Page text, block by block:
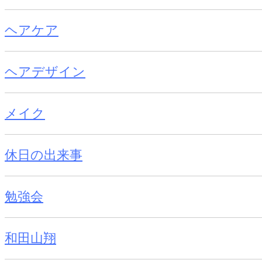
ヘアケア
ヘアデザイン
メイク
休日の出来事
勉強会
和田山翔